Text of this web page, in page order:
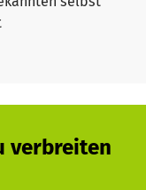
ankaufen und sie
in ihren
in selteneren
damit das Wasser
und die
verbreiten